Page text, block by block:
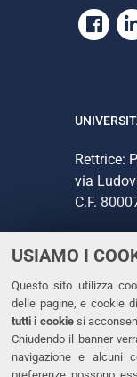
USIAMO I
Questo sito utilizza
delle pagine, e cookie
tutti i cookiesi
Chiudendo il banner
navigazione e alcuni
preferenze possono
Rettrice:
via
C.F.
CONTATTI
Tel. +39
Fax. +39
PEC